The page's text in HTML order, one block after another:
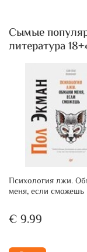
Сымые
литература
Психология лжи.
меня, если сможешь
€ 9.99